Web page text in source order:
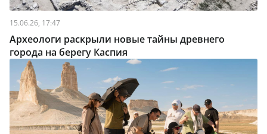
15.06.26, 17:47
Археологи раскрыли новые тайны древнего
города на берегу Каспия